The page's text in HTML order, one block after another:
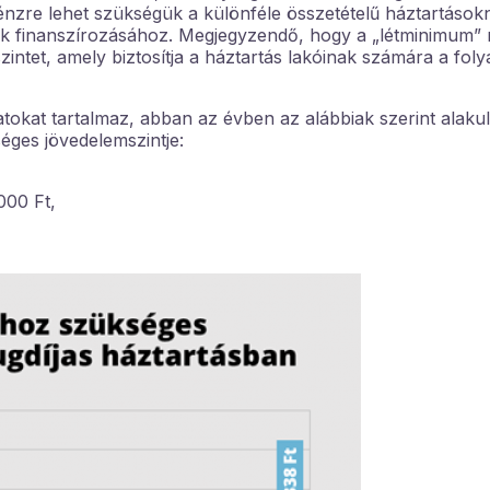
lehet szükségük a különféle összetételű
Megjegyzendő, hogy a „létminimum”
amely biztosítja a háztartás lakóinak számára a
tartalmaz, abban az évben az alábbiak szerint
jövedelemszintje:
Ft,